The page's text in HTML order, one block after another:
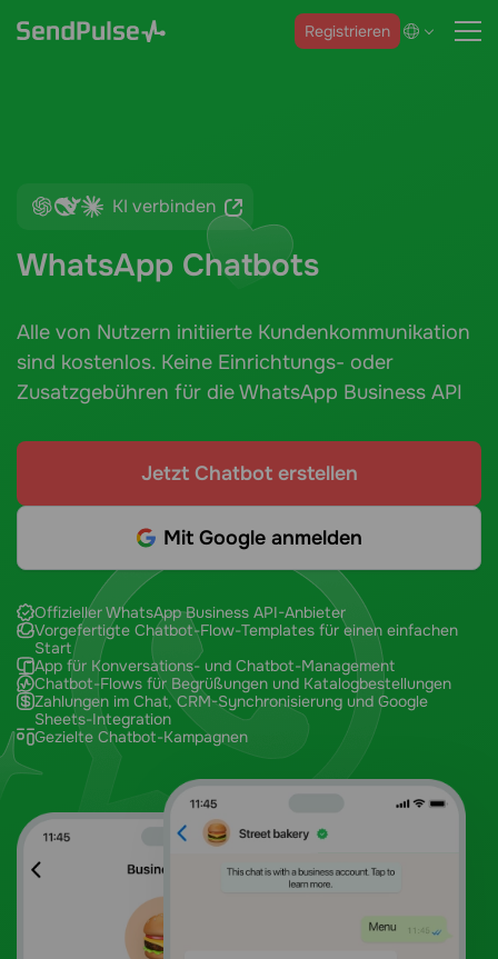
Registrieren
KI verbinden
WhatsApp Chatbots
Alle von Nutzern initiierte Kundenkommunikation
sind kostenlos. Keine Einrichtungs- oder
Zusatzgebühren für die WhatsApp Business API
Jetzt Chatbot erstellen
Mit Google anmelden
Offizieller WhatsApp Business API-Anbieter
Vorgefertigte Chatbot-Flow-Templates für einen einfachen
Start
App für Konversations- und Chatbot-Management
Chatbot-Flows für Begrüßungen und Katalogbestellungen
Zahlungen im Chat, CRM-Synchronisierung und Google
Sheets-Integration
Gezielte Chatbot-Kampagnen